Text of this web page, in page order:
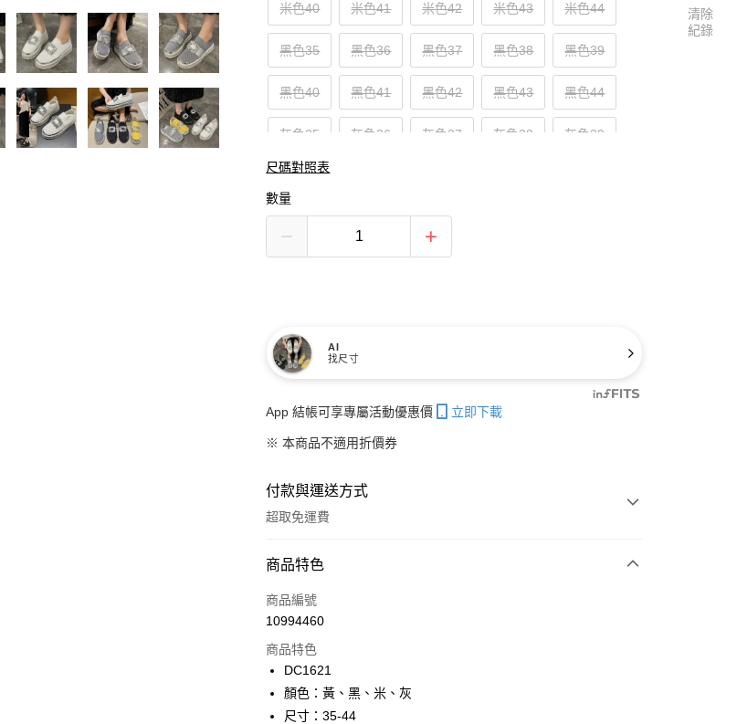
米色40 米色41 米色42 米色43 米色44
黑色35 黑色36 黑色37 黑色38 黑色39
黑色40 黑色41 黑色42 黑色43 黑色44
灰色35 灰色36 灰色37 灰色38 灰色39
灰色40
尺碼對照表
數量
AI
找尺寸
App 結帳可享專屬活動優惠價 立即下載
※ 本商品不適用折價券
付款與運送方式
超取免運費
付款方式
信用卡一次付款
LINE Pay
Apple Pay
商品特色
商品編號
10994460
商品特色
DC1621
顏色：黃、黑、米、灰
尺寸：35-44
清除
紀錄